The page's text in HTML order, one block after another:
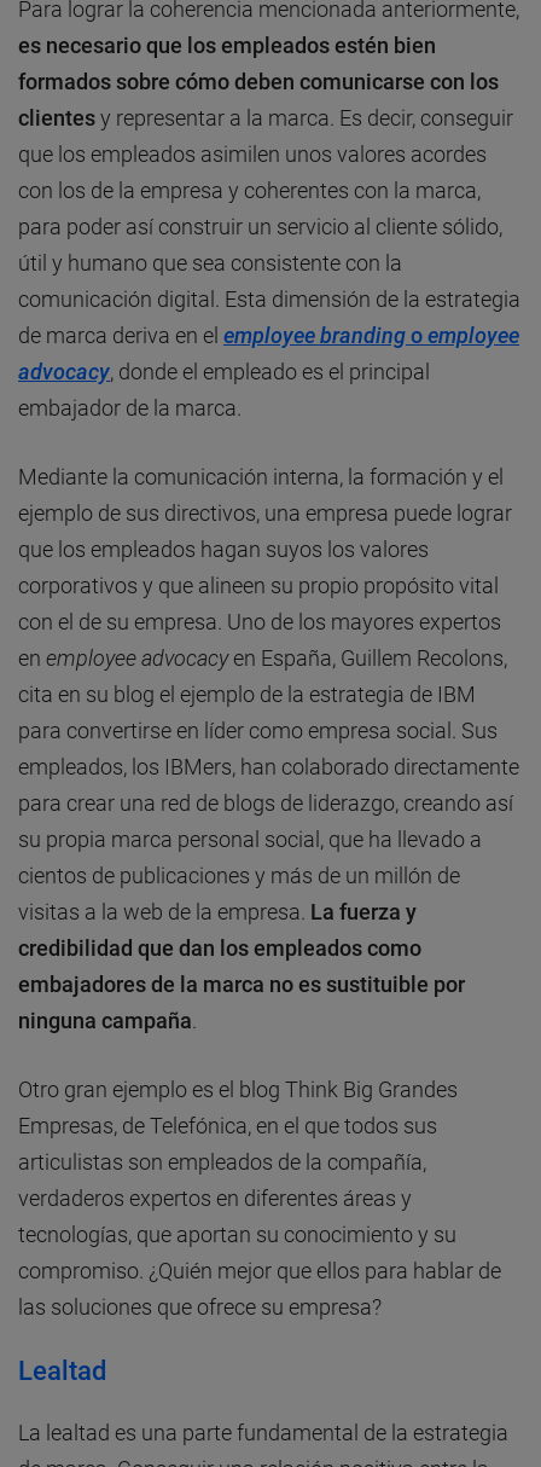
Para lograr la coherencia mencionada anteriormente,
es necesario que los empleados estén bien
formados sobre cómo deben comunicarse con los
clientesy representar a la marca. Es decir, conseguir
que los empleados asimilen unos valores acordes
con los de la empresa y coherentes con la marca,
para poder así construir un servicio al cliente sólido,
útil y humano que sea consistente con la
comunicación digital. Esta dimensión de la estrategia
de marca deriva en el employee brandingoemployee
advocacy, donde el empleado es el principal
embajador de la marca.
Mediante la comunicación interna, la formación y el
ejemplo de sus directivos, una empresa puede lograr
que los empleados hagan suyos los valores
corporativos y que alineen su propio propósito vital
con el de su empresa. Uno de los mayores expertos
en employee advocacyen España, Guillem Recolons,
cita en su blog el ejemplo de la estrategia de IBM
para convertirse en líder como empresa social. Sus
empleados, los IBMers, han colaborado directamente
para crear una red de blogs de liderazgo, creando así
su propia marca personal social, que ha llevado a
cientos de publicaciones y más de un millón de
visitas a la web de la empresa. La fuerza y
credibilidad que dan los empleados como
embajadores de la marca no es sustituible por
ninguna campaña
Otro gran ejemplo es el blog Think Big Grandes
Empresas, de Telefónica, en el que todos sus
articulistas son empleados de la compañía,
verdaderos expertos en diferentes áreas y
tecnologías, que aportan su conocimiento y su
compromiso. ¿Quién mejor que ellos para hablar de
las soluciones que ofrece su empresa?
Lealtad
La lealtad es una parte fundamental de la estrategia